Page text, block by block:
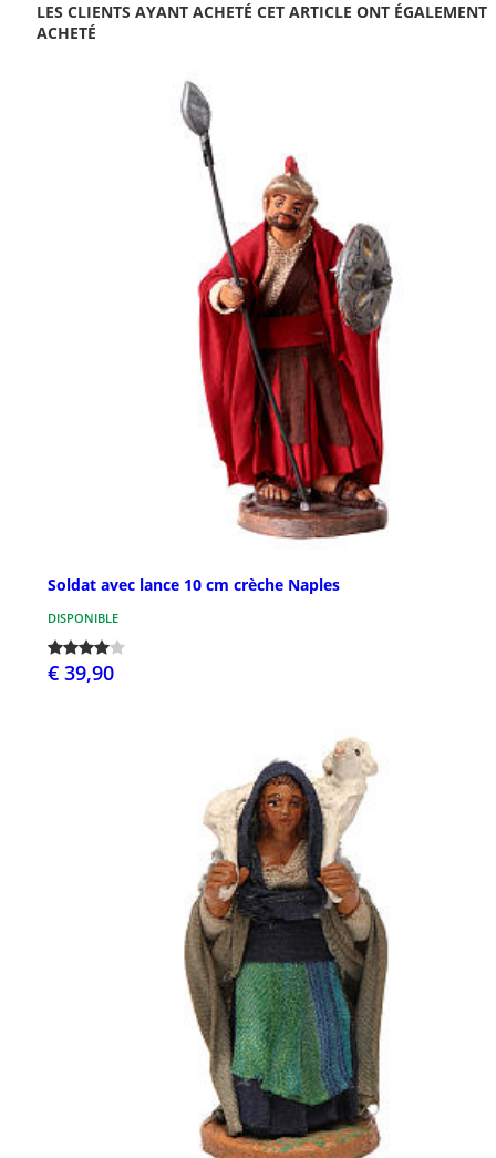
LES CLIENTS AYANT ACHETÉ CET ARTICLE ONT ÉGALEMENT
ACHETÉ
Soldat avec lance 10 cm crèche Naples
DISPONIBLE
€ 39,90